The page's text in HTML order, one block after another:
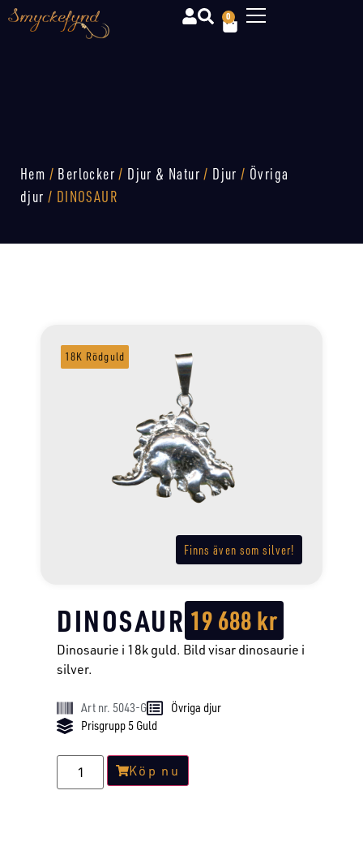
0
Hem / Berlocker / Djur & Natur / Djur / Övriga
djur / DINOSAUR
Finns även som silver!
18K Rödguld
DINOSAUR 19 688kr
Dinosaurie i 18k guld. Bild visar dinosaurie i
silver.
Art nr. 5043-G
Övriga djur
Prisgrupp 5 Guld
Köp nu